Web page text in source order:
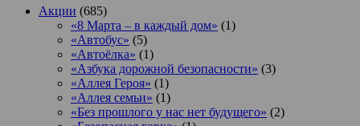
Акции (685)
«8 Марта – в каждый дом» (1)
«Автобус» (5)
«Автоёлка» (1)
«Азбука дорожной безопасности» (3)
«Аллея Героя» (1)
«Аллея семьи» (1)
«Без прошлого у нас нет будущего» (2)